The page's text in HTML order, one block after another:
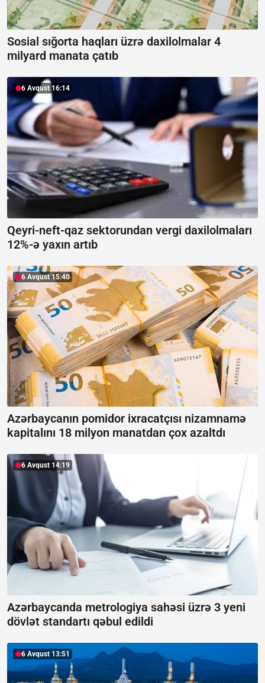
Sosial sığorta haqları üzrə daxilolmalar 4
milyard manata çatıb
6 Avqust 16:14
Qeyri-neft-qaz sektorundan vergi daxilolmaları
12%-ə yaxın artıb
6 Avqust 15:40
Azərbaycanın pomidor ixracatçısı nizamnamə
kapitalını 18 milyon manatdan çox azaltdı
6 Avqust 14:19
Azərbaycanda metrologiya sahəsi üzrə 3 yeni
dövlət standartı qəbul edildi
6 Avqust 13:51